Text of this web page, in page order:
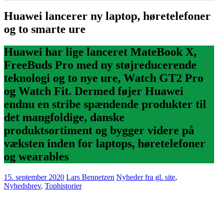
Huawei lancerer ny laptop, høretelefoner
og to smarte ure
Huawei har lige lanceret MateBook X,
FreeBuds Pro med ny støjreducerende
teknologi og to nye ure, Watch GT2 Pro
og Watch Fit. Dermed føjer Huawei
endnu en stribe spændende produkter til
det mangfoldige, danske
produktsortiment og bygger videre på
væksten inden for laptops, høretelefoner
og wearables
15. september 2020 Lars Bennetzen Nyheder fra gl. site,
Nyhedsbrev, Tophistorier